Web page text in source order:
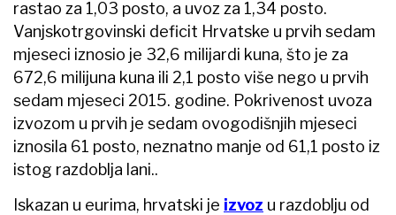
rastao za 1,03 posto, a uvoz za 1,34 posto.
Vanjskotrgovinski deficit Hrvatske u prvih sedam
mjeseci iznosio je 32,6 milijardi kuna, što je za
672,6 milijuna kuna ili 2,1 posto više nego u prvih
sedam mjeseci 2015. godine. Pokrivenost uvoza
izvozom u prvih je sedam ovogodišnjih mjeseci
iznosila 61 posto, neznatno manje od 61,1 posto iz
istog razdoblja lani..
Iskazan u eurima, hrvatski je izvoz u razdoblju od